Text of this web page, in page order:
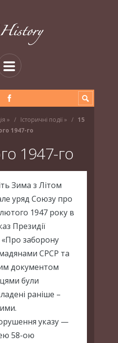
» Історичні події»
15
1947-го
1947-го
Зима з Літом
уряд Союзу про
1947 року в
Президії
заборону
СРСР та
документом
були
раніше –
указу —
58-ою